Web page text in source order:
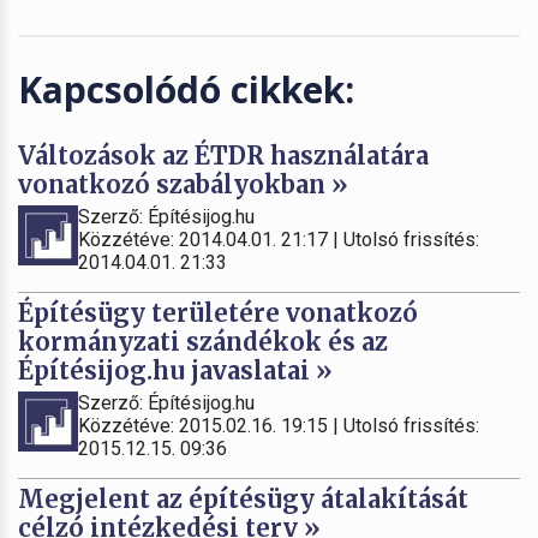
Kapcsolódó cikkek:
Változások az ÉTDR használatára
vonatkozó szabályokban »
Szerző: Építésijog.hu
Közzétéve: 2014.04.01. 21:17 | Utolsó frissítés:
2014.04.01. 21:33
Építésügy területére vonatkozó
kormányzati szándékok és az
Építésijog.hu javaslatai »
Szerző: Építésijog.hu
Közzétéve: 2015.02.16. 19:15 | Utolsó frissítés:
2015.12.15. 09:36
Megjelent az építésügy átalakítását
célzó intézkedési terv »